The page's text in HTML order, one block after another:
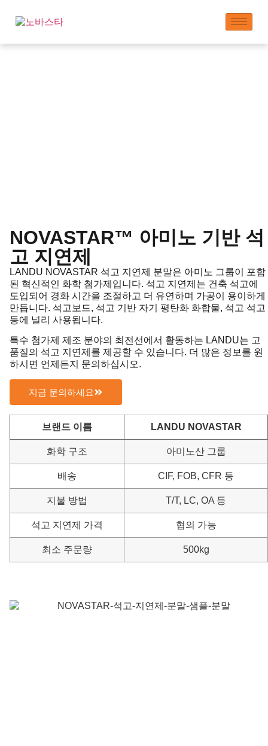
NOVASTAR™ 아미노 기반 석
고 지연제
LANDU NOVASTAR 석고 지연제 분말은 아미노 그룹이 포함
된 혁신적인 화학 첨가제입니다. 석고 지연제는 건축 석고에
도입되어 경화 시간을 조절하고 더 유연하며 가공이 용이하게
만듭니다. 석고보드, 석고 기반 자기 평탄화 화합물, 석고 석고
등에 널리 사용됩니다.
특수 첨가제 제조 분야의 최전선에서 활동하는 LANDU는 고
품질의 석고 지연제를 제공할 수 있습니다. 더 많은 정보를 원
하시면 언제든지 문의하십시오.
지금 문의하세요
브랜드 이름 LANDU NOVASTAR
화학 구조 아미노산 그룹
배송 CIF, FOB, CFR 등
지불 방법 T/T, LC, OA 등
석고 지연제 가격 협의 가능
최소 주문량 500kg